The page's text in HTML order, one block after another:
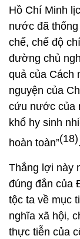
Hồ Chí Minh
nước đã
chế, chế độ
đường chủ
quả của Cách
nguyện của
cứu nước của
khổ hy sinh
hoàn toàn”(18).
Thắng lợi này
đúng đắn của
tộc ta về mục
nghĩa xã hội,
thực tiễn của